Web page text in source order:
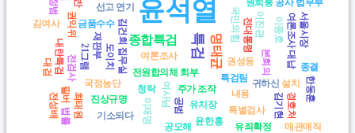
윤석열
특검
종합특검 명태균
여론조사
국민의힘
김건희 집무실 전원합의체 회부
선고 연기
전대통령
권성동
특검팀
도이치
국정농단
이진관
금품수수
재판부
주가 조작 귀하신
본회의
청탁 내용
여사님
21그램
이종호
김기현
진상규명
최태원
전검사
유치장 특별검사
여론조사 대납
권익위
경호처
설치
이재명 공범
필버
기소되다
법률 윤한홍
내란특검
매관매직
서울시장
유죄확정
전성배
공모해
김여사
종결
한동훈
대검